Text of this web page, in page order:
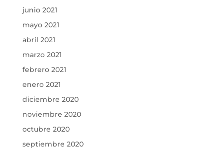
junio 2021
mayo 2021
abril 2021
marzo 2021
febrero 2021
enero 2021
diciembre 2020
noviembre 2020
octubre 2020
septiembre 2020